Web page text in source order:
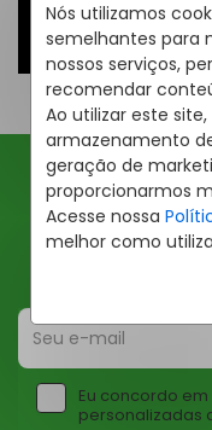
Nós utilizamos
semelhantes para
nossos serviços,
recomendar
Ao utilizar este
armazenamento
geração de
proporcionarmos
Acesse nossa
melhor como
Eu concordo
personalizadas